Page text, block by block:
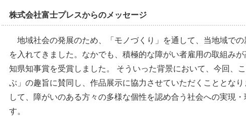
株式会社富士プレスからのメッセージ
地域社会の発展のため、「モノづくり」を通して、当地域で
を入れてきました。なかでも、積極的な障がい者雇用の取組み
知県知事賞を受賞しました。 そういった背景において、今回、
ぶ」の趣旨に賛同し、作品展示に協力させていただくこととな
して、障がいのある方々の多様な個性を認め合う社会への実現
す。